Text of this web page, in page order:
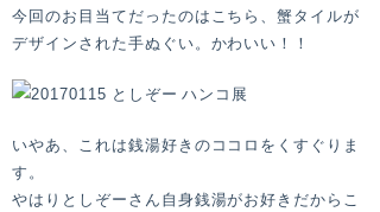
今回のお目当てだったのはこちら、蟹タイルが
デザインされた手ぬぐい。かわいい！！
いやあ、これは銭湯好きのココロをくすぐりま
す。
やはりとしぞーさん自身銭湯がお好きだからこ